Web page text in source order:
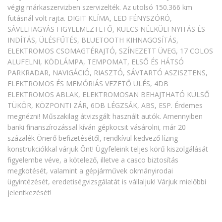
végig márkaszervizben szervizelték. Az utolsó 150.366 km
futásnál volt rajta. DIGIT KLÍMA, LED FÉNYSZÓRÓ,
SÁVELHAGYÁS FIGYELMEZTETŐ, KULCS NÉLKÜLI NYITÁS ÉS
INDÍTÁS, ÜLÉSFŰTÉS, BLUETOOTH KIHNAGOSÍTÁS,
ELEKTROMOS CSOMAGTÉRAJTÓ, SZÍNEZETT ÜVEG, 17 COLOS
ALUFELNI, KÖDLÁMPA, TEMPOMAT, ELSŐ ÉS HÁTSÓ
PARKRADAR, NAVIGÁCIÓ, RIASZTÓ, SÁVTARTÓ ASZISZTENS,
ELEKTROMOS ÉS MEMÓRIÁS VEZETŐ ÜLÉS, 4DB
ELEKTROMOS ABLAK, ELEKTROMOSAN BEHAJTHATÓ KÜLSŐ
TÜKÖR, KÖZPONTI ZÁR, 6DB LÉGZSÁK, ABS, ESP. Érdemes
megnézni! Műszakilag átvizsgált használt autók. Amennyiben
banki finanszírozással kíván gépkocsit vásárolni, már 20
százalék Önerő befizetésétől, rendkívül kedvező lízing
konstrukciókkal várjuk Önt! Ügyfeleink teljes körű kiszolgálását
figyelembe véve, a kötelező, illetve a casco biztosítás
megkötését, valamint a gépjárművek okmányirodai
ügyintézését, eredetiségvizsgálatát is vállaljuk! Várjuk mielőbbi
jelentkezését!